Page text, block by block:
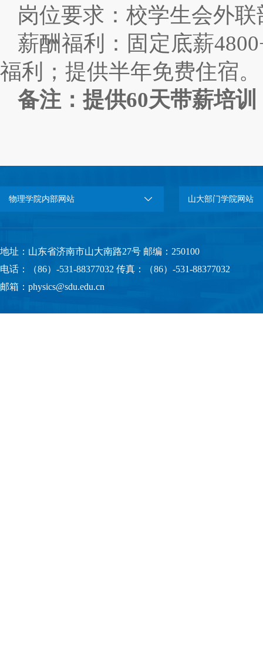
岗位要求：校学生会外
薪酬福利：固定底薪
福利；提供半年免费住宿。
备注：提供60天带薪培训
物理学院内部网站 山大部门学院网站
地址：山东省济南市山大南路27号 邮编：250100
电话：（86）-531-88377032 传真：（86）-531-88377032
邮箱：physics@sdu.edu.cn